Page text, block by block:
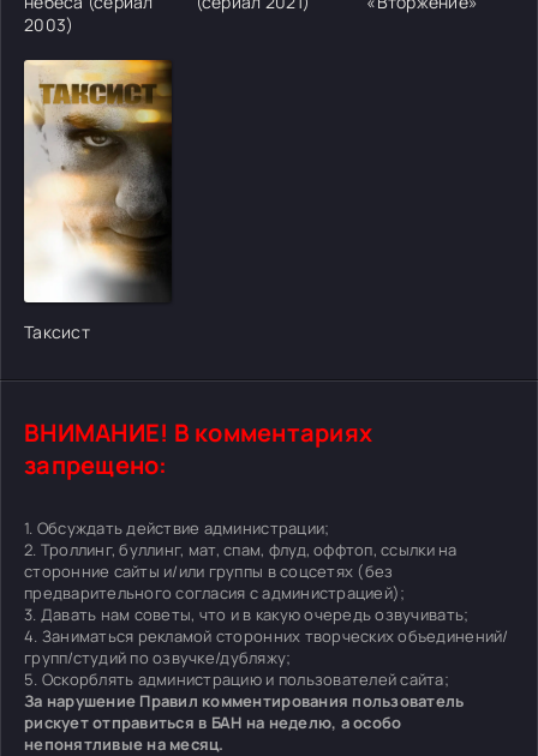
2003)
Таксист
ВНИМАНИЕ! В комментариях
запрещено:
1. Обсуждать действие администрации;
2. Троллинг, буллинг, мат, спам, флуд, оффтоп, ссылки на
сторонние сайты и/или группы в соцсетях (без
предварительного согласия с администрацией);
3. Давать нам советы, что и в какую очередь озвучивать;
4. Заниматься рекламой сторонних творческих объединений/
групп/студий по озвучке/дубляжу;
5. Оскорблять администрацию и пользователей сайта;
За нарушение Правил комментирования пользователь
рискует отправиться в БАН на неделю, а особо
непонятливые на месяц.